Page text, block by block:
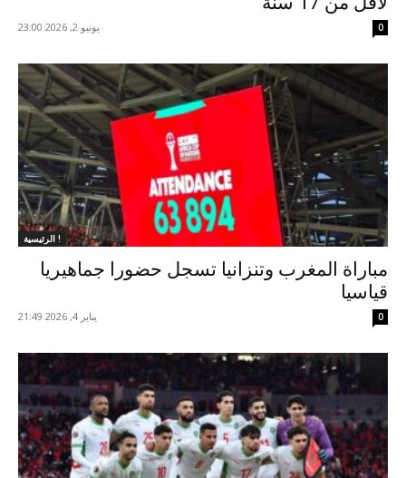
يونيو 2, 2026 23:00 0
الرئيسية !
مباراة المغرب وتنزانيا تسجل حضورا جماهيريا
قياسيا
يناير 4, 2026 21:49 0